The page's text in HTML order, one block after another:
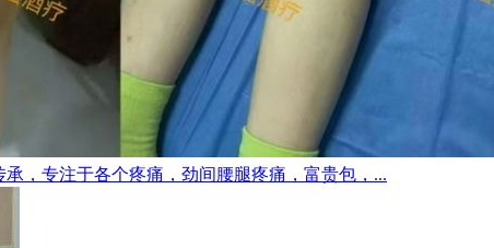
，专注于各个疼痛，劲间腰腿疼痛，富贵包，...